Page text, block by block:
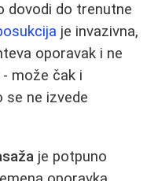
dovodi do trenutne
je invazivna,
oporavak i ne
može čak i
se ne izvede
je potpuno